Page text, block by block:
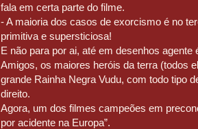
fala em certa parte do filme.
- A maioria dos casos de exorcismo é no
primitiva e supersticiosa!
E não para por ai, até em desenhos
Amigos, os maiores heróis da terra (todos
grande Rainha Negra Vudu, com todo tipo
direito.
Agora, um dos filmes campeões em
por acidente na Europa”.